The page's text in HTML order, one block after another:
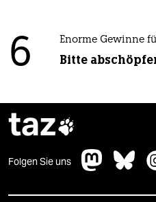
6 Enorme Gewinne
Bitte
taz
Folgen Sie uns